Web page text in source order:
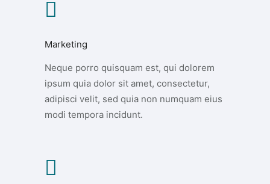
Marketing
Neque porro quisquam est, qui dolorem
ipsum quia dolor sit amet, consectetur,
adipisci velit, sed quia non numquam eius
modi tempora incidunt.